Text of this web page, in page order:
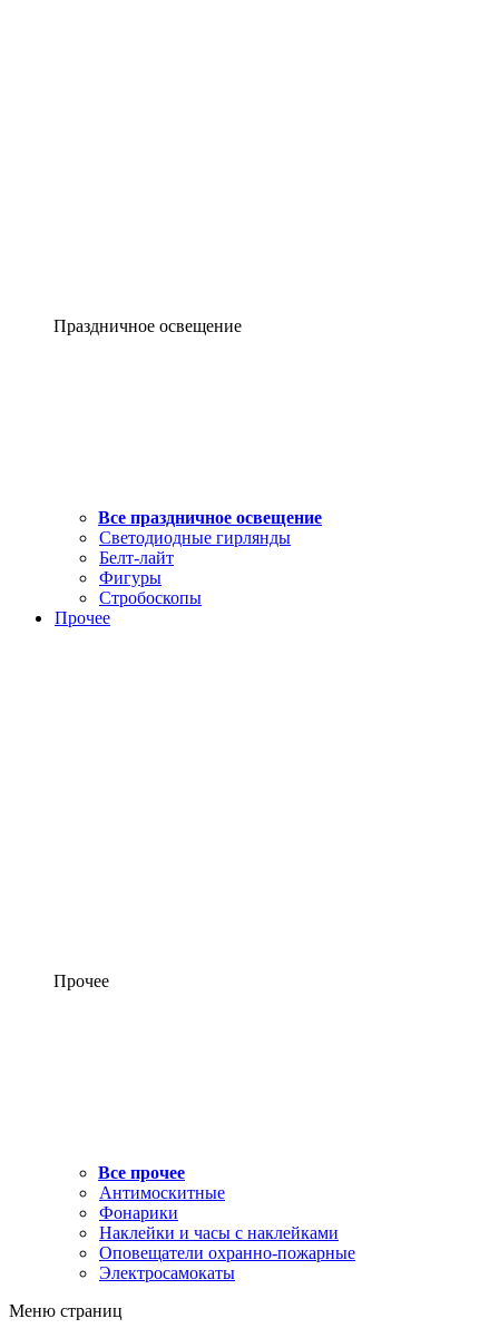
Праздничное освещение
Все праздничное освещение
Светодиодные гирлянды
Белт-лайт
Фигуры
Стробоскопы
Прочее
Прочее
Все прочее
Антимоскитные
Фонарики
Наклейки и часы с наклейками
Оповещатели охранно-пожарные
Электросамокаты
Меню страниц